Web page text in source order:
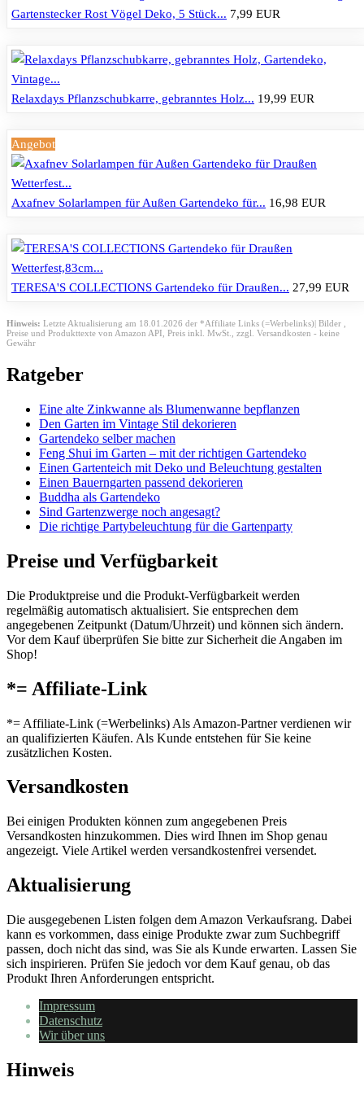
Gartenstecker Rost Vögel Deko, 5 Stück... 7,99 EUR
Relaxdays Pflanzschubkarre, gebranntes Holz... 19,99 EUR
Angebot
Axafnev Solarlampen für Außen Gartendeko für... 16,98 EUR
TERESA'S COLLECTIONS Gartendeko für Draußen... 27,99 EUR
Hinweis: Letzte Aktualisierung am 18.01.2026 der *Affiliate Links (=Werbelinks)| Bilder ,
Preise und Produkttexte von Amazon API, Preis inkl. MwSt., zzgl. Versandkosten - keine
Gewähr
Ratgeber
Eine alte Zinkwanne als Blumenwanne bepflanzen
Den Garten im Vintage Stil dekorieren
Gartendeko selber machen
Feng Shui im Garten – mit der richtigen Gartendeko
Einen Gartenteich mit Deko und Beleuchtung gestalten
Einen Bauerngarten passend dekorieren
Buddha als Gartendeko
Sind Gartenzwerge noch angesagt?
Die richtige Partybeleuchtung für die Gartenparty
Preise und Verfügbarkeit
Die Produktpreise und die Produkt-Verfügbarkeit werden
regelmäßig automatisch aktualisiert. Sie entsprechen dem
angegebenen Zeitpunkt (Datum/Uhrzeit) und können sich ändern.
Vor dem Kauf überprüfen Sie bitte zur Sicherheit die Angaben im
Shop!
*= Affiliate-Link
*= Affiliate-Link (=Werbelinks) Als Amazon-Partner verdienen wir
an qualifizierten Käufen. Als Kunde entstehen für Sie keine
zusätzlichen Kosten.
Versandkosten
Bei einigen Produkten können zum angegebenen Preis
Versandkosten hinzukommen. Dies wird Ihnen im Shop genau
angezeigt. Viele Artikel werden versandkostenfrei versendet.
Aktualisierung
Die ausgegebenen Listen folgen dem Amazon Verkaufsrang. Dabei
kann es vorkommen, dass einige Produkte zwar zum Suchbegriff
passen, doch nicht das sind, was Sie als Kunde erwarten. Lassen Sie
sich inspirieren. Prüfen Sie jedoch vor dem Kauf genau, ob das
Produkt Ihren Anforderungen entspricht.
Impressum
Datenschutz
Wir über uns
Hinweis